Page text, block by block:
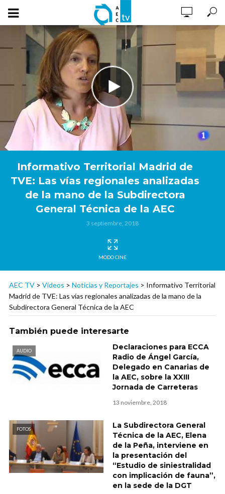
Informativo Territorial Madrid de
TVE: Las vías regionales analizadas
de la mano de la Subdirectora
General Técnica de la AEC
3 septiembre, 2018
MODO CINE
AEC TV > Vídeos > Noticias y Reportajes > Informativo Territorial
Madrid de TVE: Las vías regionales analizadas de la mano de la
Subdirectora General Técnica de la AEC
También puede interesarte
AUDIO
Declaraciones para ECCA
Radio de Ángel García,
Delegado en Canarias de
la AEC, sobre la XXIII
Jornada de Carreteras
13 noviembre, 2018
FOTOS
La Subdirectora General
Técnica de la AEC, Elena
de la Peña, interviene en
la presentación del
“Estudio de siniestralidad
con implicación de fauna”,
en la sede de la DGT